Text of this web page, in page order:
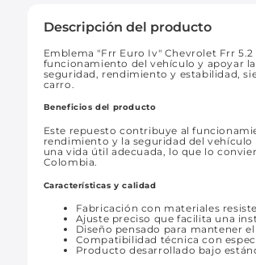
Descripción del producto
Emblema "Frr Euro Iv" Chevrolet Frr
funcionamiento del vehículo y apoyar
seguridad, rendimiento y estabilidad,
carro.
Beneficios del producto
Este repuesto contribuye al
rendimiento y la seguridad del
una vida útil adecuada, lo que lo
Colombia.
Características y calidad
Fabricación con materiales
Ajuste preciso que facilita una
Diseño pensado para mantener
Compatibilidad técnica con
Producto desarrollado bajo